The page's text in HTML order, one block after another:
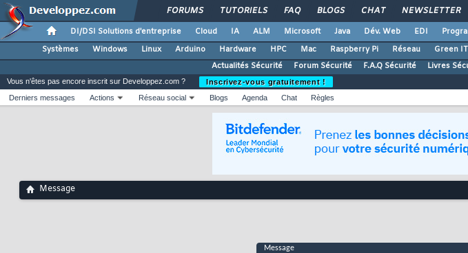
FORUMS TUTORIELS FAQ BLOGS CHAT NEWSLETTER
DI/DSI Solutions d'entreprise Cloud IA ALM Microsoft Java Dév. Web EDI
Systèmes
Windows Linux Arduino Hardware HPC Mac Raspberry Pi Réseau Green IT
Actualités Sécurité
Forum Sécurité F.A.Q Sécurité Livres
Vous n'êtes pas encore inscrit sur Developpez.com ?
Inscrivez-vous gratuitement !
Derniers messages
Actions Réseau social Blogs Agenda Chat Règles
Message
Message